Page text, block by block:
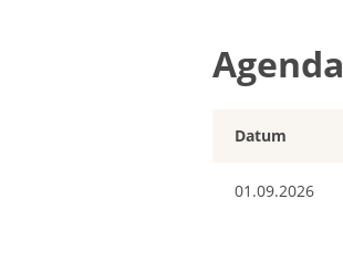
Agenda
Datum
01.09.2026